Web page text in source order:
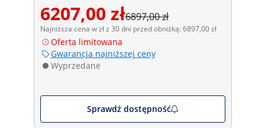
6207,00 zł6897,00 zł
Najniższa cena w zł z 30 dni przed obniżką: 6897,00 zł
Oferta limitowana
Gwarancja najniższej ceny
Wyprzedane
Sprawdź dostępność